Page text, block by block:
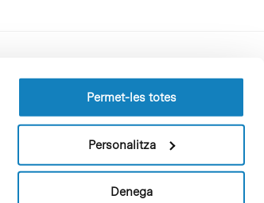
Permet-les totes
Personalitza
Denega
Perfil del contractant
Política de privacitat
Política de cookies
Patrons i patrocinadors
Borsa de treball